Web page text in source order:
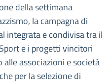
della settimana
la campagna di
integrata e condivisa tra il
e i progetti vincitori
alle associazioni e società
per la selezione di